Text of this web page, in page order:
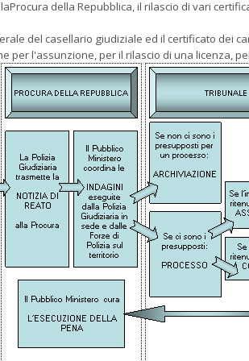
della Repubblica, il rilascio di vari
del casellario giudiziale ed il certificato dei
per l'assunzione, per il rilascio di una licenza,